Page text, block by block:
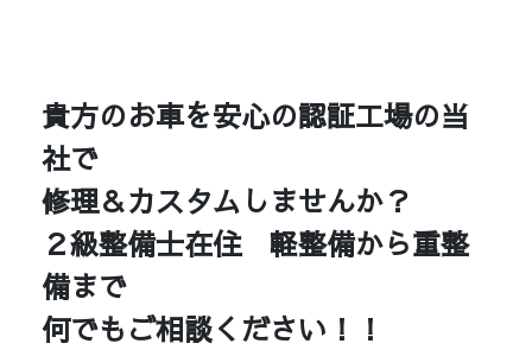
貴方のお車を安心の認証工場の当
社で
修理＆カスタムしませんか？
２級整備士在住 軽整備から重整
備まで
何でもご相談ください！！